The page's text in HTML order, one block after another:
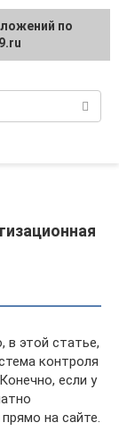
в этой статье,
контроля
если у
на сайте.
по